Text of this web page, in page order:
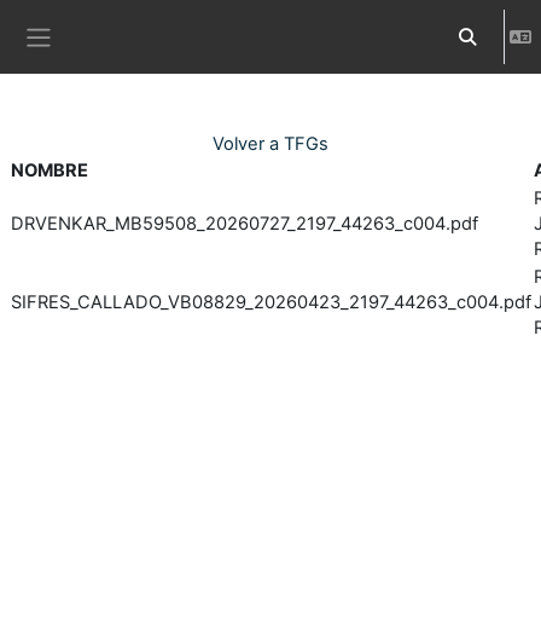
Volver a TFGs
NOMBRE
DRVENKAR_MB59508_20260727_2197_44263_c004.pdf
SIFRES_CALLADO_VB08829_20260423_2197_44263_c004.pdf